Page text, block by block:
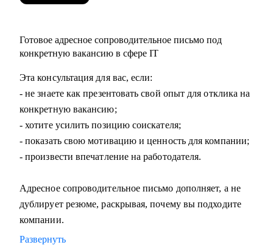
Готовое адресное сопроводительное письмо под
конкретную вакансию в сфере IT
Эта консультация для вас, если:
- не знаете как презентовать свой опыт для отклика на
конкретную вакансию;
- хотите усилить позицию соискателя;
- показать свою мотивацию и ценность для компании;
- произвести впечатление на работодателя.
Адресное сопроводительное письмо дополняет, а не
дублирует резюме, раскрывая, почему вы подходите
компании.
Развернуть